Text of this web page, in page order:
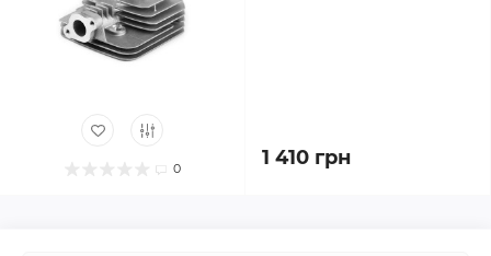
0 1 410 грн